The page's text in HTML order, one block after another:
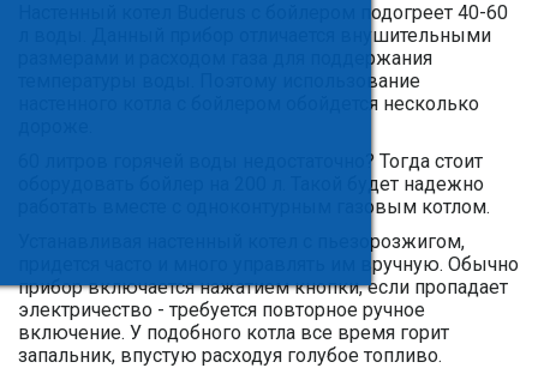
Настенный котел Buderus с бойлером подогреет 40-60
л воды. Данный прибор отличается внушительными
размерами и расходом газа для поддержания
температуры воды. Поэтому использование
настенного котла с бойлером обойдется несколько
60 литров горячей воды недостаточно? Тогда стоит
оборудовать бойлер на 200 л. Такой будет надежно
работать вместе с одноконтурным газовым котлом.
Устанавливая настенный котел с пьезорозжигом,
придется часто и много управлять им вручную. Обычно
прибор включается нажатием кнопки, если пропадает
электричество - требуется повторное ручное
включение. У подобного котла все время горит
запальник, впустую расходуя голубое топливо.